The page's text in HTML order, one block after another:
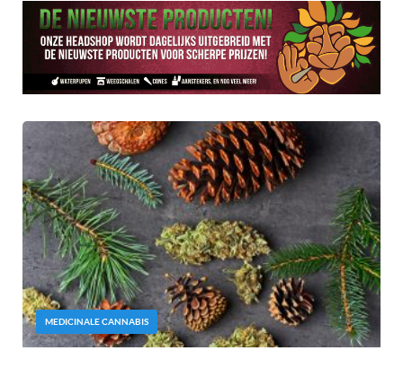
MEDICINALE CANNABIS